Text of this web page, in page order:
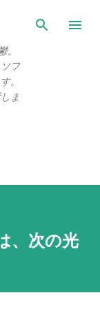
移動
フ
。
ま
、次の光